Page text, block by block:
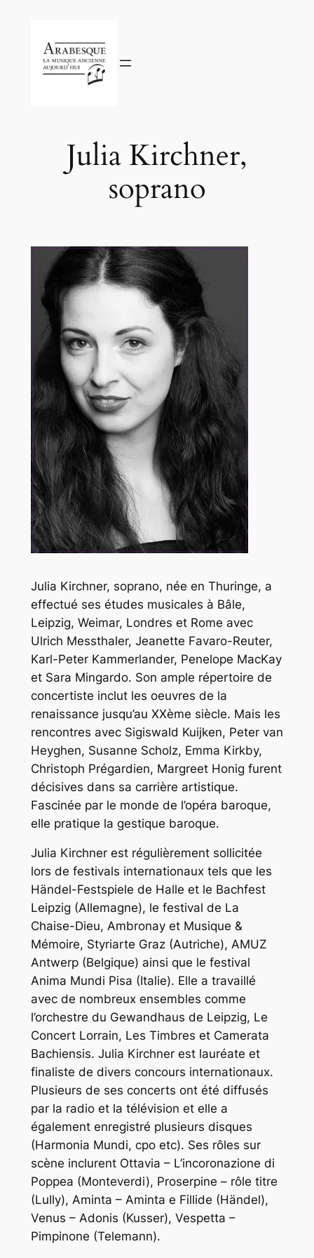
contenu
Julia Kirchner,
soprano
Julia Kirchner, soprano, née en Thuringe, a
effectué ses études musicales à Bâle,
Leipzig, Weimar, Londres et Rome avec
Ulrich Messthaler, Jeanette Favaro-Reuter,
Karl-Peter Kammerlander, Penelope MacKay
et Sara Mingardo. Son ample répertoire de
concertiste inclut les oeuvres de la
renaissance jusqu’au XXème siècle. Mais les
rencontres avec Sigiswald Kuijken, Peter van
Heyghen, Susanne Scholz, Emma Kirkby,
Christoph Prégardien, Margreet Honig furent
décisives dans sa carrière artistique.
Fascinée par le monde de l’opéra baroque,
elle pratique la gestique baroque.
Julia Kirchner est régulièrement sollicitée
lors de festivals internationaux tels que les
Händel-Festspiele de Halle et le Bachfest
Leipzig (Allemagne), le festival de La
Chaise-Dieu, Ambronay et Musique &
Mémoire, Styriarte Graz (Autriche), AMUZ
Antwerp (Belgique) ainsi que le festival
Anima Mundi Pisa (Italie). Elle a travaillé
avec de nombreux ensembles comme
l’orchestre du Gewandhaus de Leipzig, Le
Concert Lorrain, Les Timbres et Camerata
Bachiensis. Julia Kirchner est lauréate et
finaliste de divers concours internationaux.
Plusieurs de ses concerts ont été diffusés
par la radio et la télévision et elle a
également enregistré plusieurs disques
(Harmonia Mundi, cpo etc). Ses rôles sur
scène inclurent Ottavia – L’incoronazione di
Poppea (Monteverdi), Proserpine – rôle titre
(Lully), Aminta – Aminta e Fillide (Händel),
Venus – Adonis (Kusser), Vespetta –
Pimpinone (Telemann).